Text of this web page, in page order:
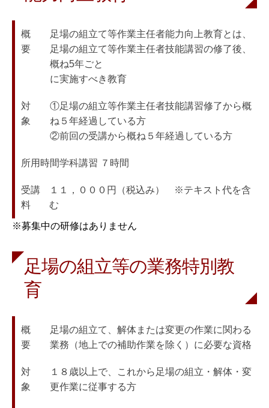
概
要
足場の組立て等作業主任者能力向上教育とは、
足場の組立て等作業主任者技能講習の修了後、
概ね5年ごと
に実施すべき教育
対
象
①足場の組立等作業主任者技能講習修了から概
ね５年経過している方
②前回の受講から概ね５年経過している方
所用時間学科講習 ７時間
受講
料
１１，０００円（税込み）　※テキスト代を含
む
※募集中の研修はありません
足場の組立等の業務特別教
育
概
要
足場の組立て、解体または変更の作業に関わる
業務（地上での補助作業を除く）に必要な資格
対
象
１８歳以上で、これから足場の組立・解体・変
更作業に従事する方